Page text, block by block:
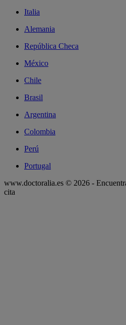
Italia
Alemania
República Checa
México
Chile
Brasil
Argentina
Colombia
Perú
Portugal
www.doctoralia.es © 2026 -
cita